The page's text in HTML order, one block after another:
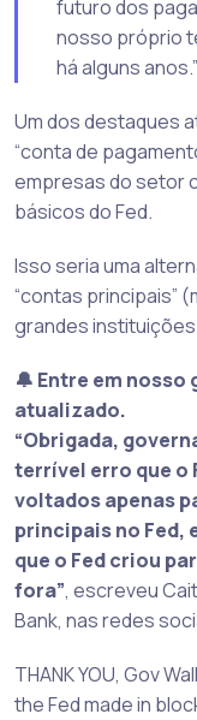
futuro dos
nosso próprio
há alguns anos.”
Um dos destaques
“conta de
empresas do setor
básicos do Fed.
Isso seria uma
“contas principais”
grandes
🔔 Entre em nosso
atualizado.
“Obrigada,
terrível erro que o
voltados apenas
principais no Fed,
que o Fed criou
fora”, escreveu
Bank, nas redes
THANK YOU, Gov
the Fed made in